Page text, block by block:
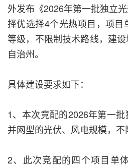
外发布《2026年第一批独立
择优选择4个光热项目，项
等级，不限制技术路线，建
自治州。
具体建设要求如下：
1、本次竞配的2026年第一
并网型的光伏、风电规模，不
2、此次竞配的四个项目单